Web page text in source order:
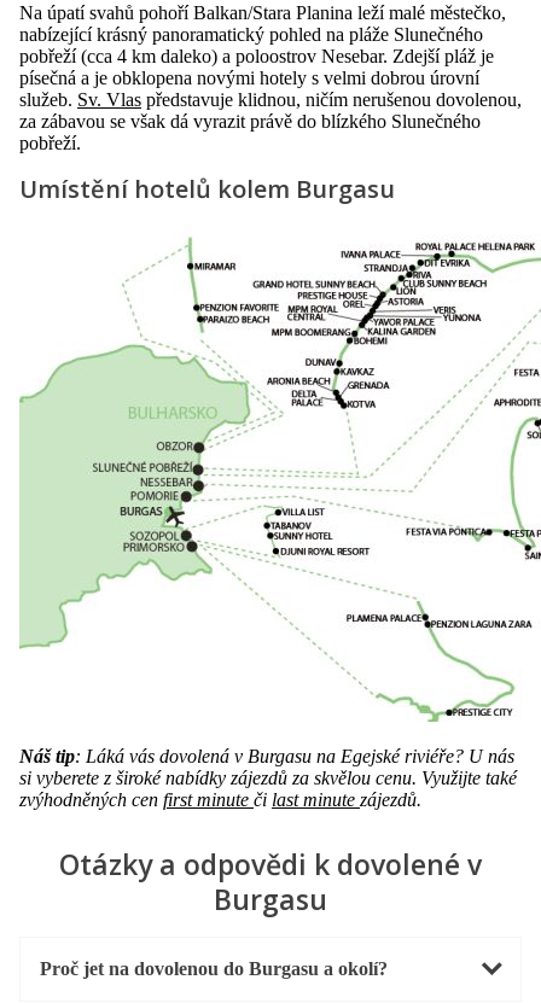
Na úpatí svahů pohoří Balkan/Stara Planina leží malé městečko,
nabízející krásný panoramatický pohled na pláže Slunečného
pobřeží (cca 4 km daleko) a poloostrov Nesebar. Zdejší pláž je
písečná a je obklopena novými hotely s velmi dobrou úrovní
služeb. Sv. Vlas představuje klidnou, ničím nerušenou dovolenou,
za zábavou se však dá vyrazit právě do blízkého Slunečného
pobřeží.
Umístění hotelů kolem Burgasu
Náš tip: Láká vás dovolená v Burgasu na Egejské riviéře? U nás
si vyberete z široké nabídky zájezdů za skvělou cenu. Využijte také
zvýhodněných cen first minute či last minute zájezdů.
Otázky a odpovědi k dovolené v
Burgasu
Proč jet na dovolenou do Burgasu a okolí?